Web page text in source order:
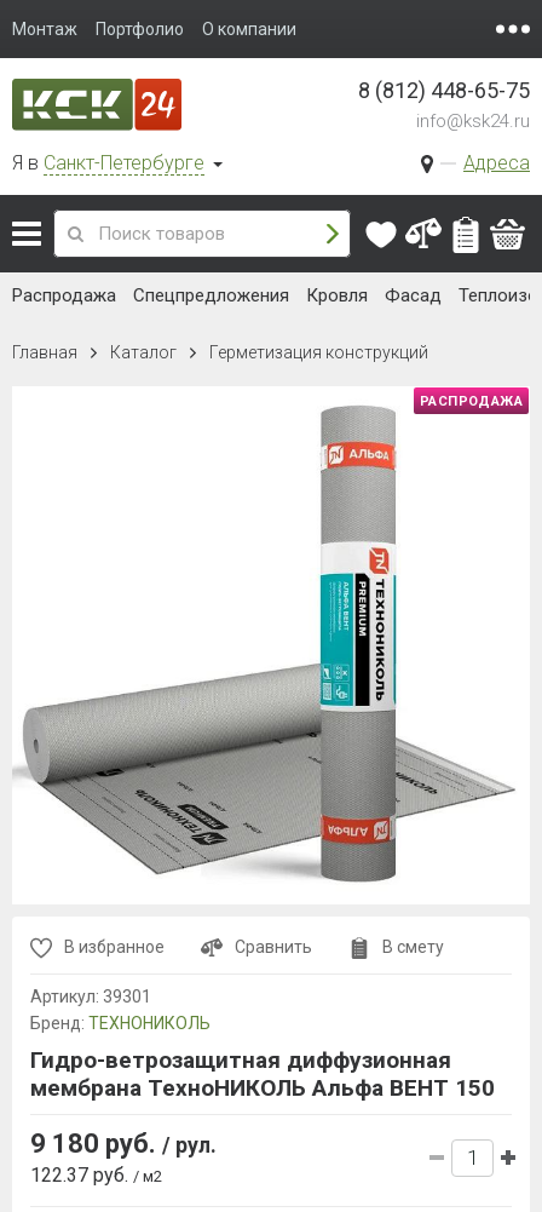
Монтаж Портфолио О компании
Я в Санкт-Петербурге Адреса
8 (812) 448-65-75
info@ksk24.ru
Распродажа Спецпредложения Кровля Фасад
Главная Каталог Герметизация конструкций
РАСПРОДАЖА
В избранное Сравнить В смету
Артикул: 39301
Бренд: ТЕХНОНИКОЛЬ
Гидро-ветрозащитная диффузионная
мембрана ТехноНИКОЛЬ Альфа ВЕНТ 150
9 180 руб. / рул.
122.37 руб. / м2